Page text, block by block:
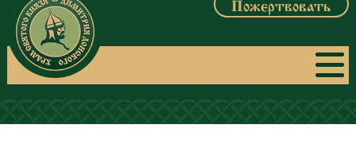
Пожертвовать